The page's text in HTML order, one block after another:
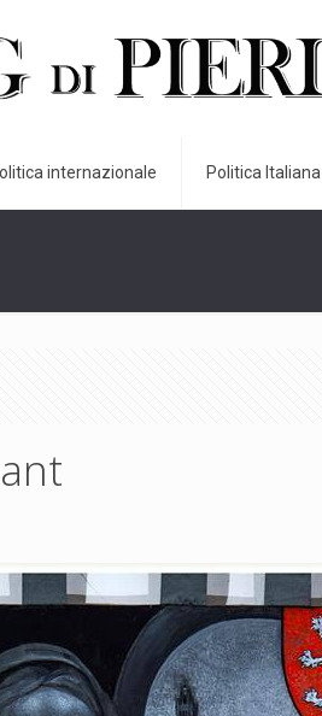
internazionale Politica Italiana